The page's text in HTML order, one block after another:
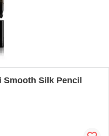
Smooth Silk Pencil